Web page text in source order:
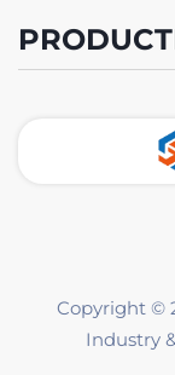
Copyright ©
Industry